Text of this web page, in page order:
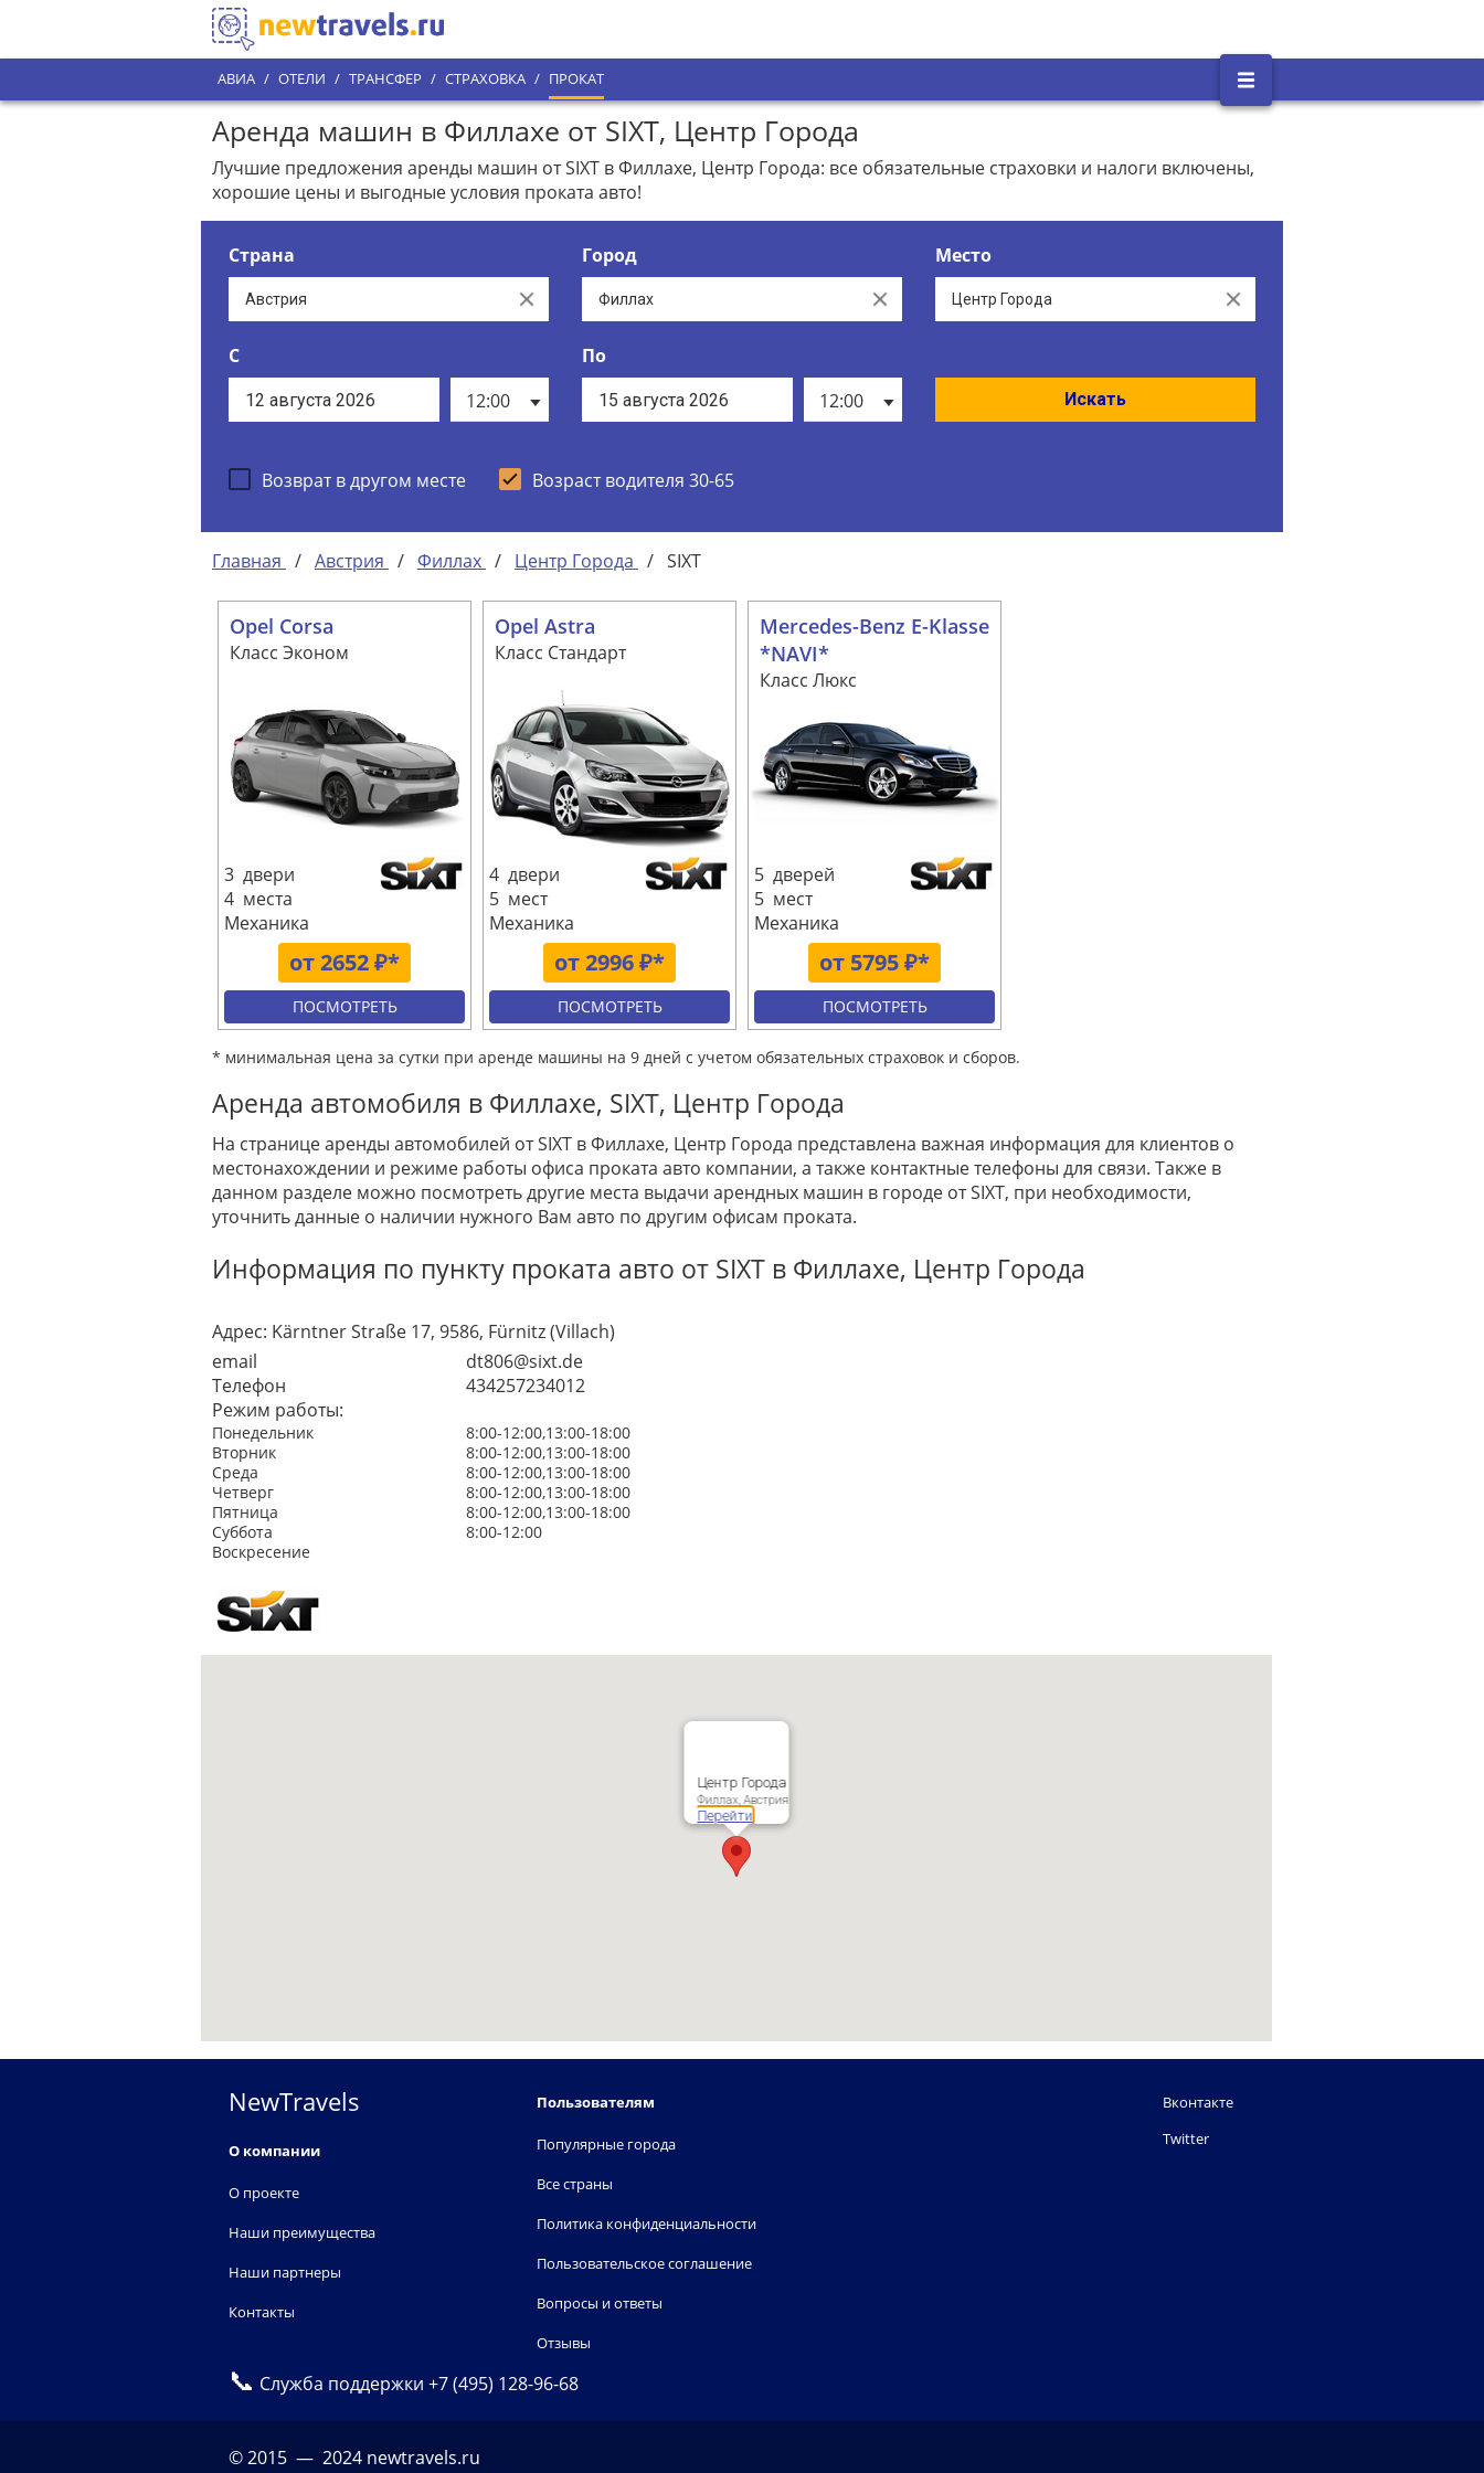
АВИА / ОТЕЛИ / ТРАНСФЕР / СТРАХОВКА / ПРОКАТ
Аренда машин в Филлахе от SIXT, Центр Города
Лучшие предложения аренды машин от SIXT в Филлахе, Центр Города: все обязательные страховки и налоги включены,
хорошие цены и выгодные условия проката авто!
Страна
Clear
Город
Clear
Место
Clear
С
12:00
По
12:00
Искать
Возврат в другом месте Возраст водителя 30-65
Главная / Австрия / Филлах / Центр Города / SIXT
Opel Corsa
Класс Эконом
от 2652 ₽*
3 двери
4 места
Механика
ПОСМОТРЕТЬ
Opel Astra
Класс Стандарт
от 2996 ₽*
4 двери
5 мест
Механика
ПОСМОТРЕТЬ
Mercedes-Benz E-Klasse
*NAVI*
Класс Люкс
от 5795 ₽*
5 дверей
5 мест
Механика
ПОСМОТРЕТЬ
* минимальная цена за сутки при аренде машины на 9 дней с учетом обязательных страховок и сборов.
Аренда автомобиля в Филлахе, SIXT, Центр Города
На странице аренды автомобилей от SIXT в Филлахе, Центр Города представлена важная информация для клиентов о
местонахождении и режиме работы офиса проката авто компании, а также контактные телефоны для связи. Также в
данном разделе можно посмотреть другие места выдачи арендных машин в городе от SIXT, при необходимости,
уточнить данные о наличии нужного Вам авто по другим офисам проката.
Информация по пункту проката авто от SIXT в Филлахе, Центр Города
Адрес: Kärntner Straße 17, 9586, Fürnitz (Villach)
email
dt806@sixt.de
Телефон
434257234012
Режим работы:
Понедельник
8:00-12:00,13:00-18:00
Вторник
8:00-12:00,13:00-18:00
Среда
8:00-12:00,13:00-18:00
Четверг
8:00-12:00,13:00-18:00
Пятница
8:00-12:00,13:00-18:00
Суббота
8:00-12:00
Воскресение
Центр Города
Филлах, Австрия
Перейти
NewTravels
О компании
О проекте
Наши преимущества
Наши партнеры
Контакты
Пользователям
Популярные города
Все страны
Политика конфиденциальности
Пользовательское соглашение
Вопросы и ответы
Отзывы
Вконтакте
Twitter
📞 Служба поддержки +7 (495) 128-96-68
© 2015 — 2024 newtravels.ru